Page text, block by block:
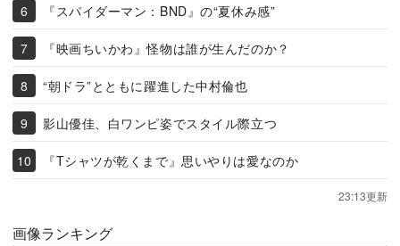
『スパイダーマン：BND』の“夏休み感”
『映画ちいかわ』怪物は誰が生んだのか？
“朝ドラ”とともに躍進した中村倫也
影山優佳、白ワンピ姿でスタイル際立つ
『Tシャツが乾くまで』思いやりは愛なのか
23:13更新
画像ランキング